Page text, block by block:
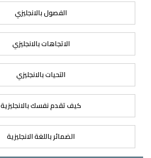
الفصول بالانجليزي
الاتجاهات بالانجليزي
التحيات بالانجليزي
كيف تقدم نفسك بالانجليزية
الضمائر باللغة الانجليزية